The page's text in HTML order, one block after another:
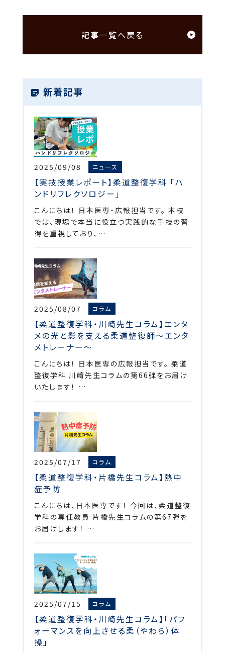
記事一覧へ戻る
新着記事
2025/09/08 ニュース
【実技授業レポート】柔道整復学科 「ハ
ンドリフレクソロジー」
こんにちは！ 日本医専・広報担当です。 本校
では、現場で本当に役立つ実践的な手技の習
得を重視しており、…
2025/08/07 コラム
【柔道整復学科・川崎先生コラム】エンタ
メの光と影を支える柔道整復師～エンタ
メトレーナー～
こんにちは！ 日本医専の広報担当です。 柔道
整復学科 川﨑先生コラムの第66弾をお届け
いたします！ …
2025/07/17 コラム
【柔道整復学科・片橋先生コラム】熱中
症予防
こんにちは、日本医専です！ 今回は、柔道整復
学科の専任教員 片橋先生コラムの第67弾を
お届けします！ …
2025/07/15 コラム
【柔道整復学科・川崎先生コラム】「パフ
ォーマンスを向上させる柔（やわら）体
操」